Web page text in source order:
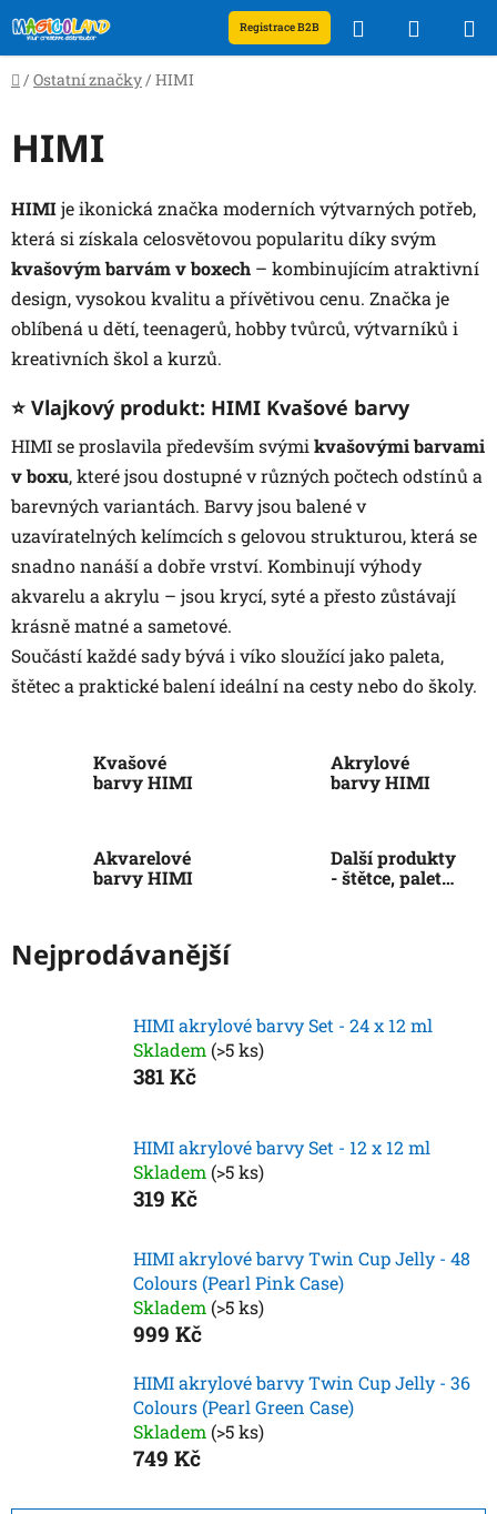
na
obsah
Registrace B2B Hledat
KOŠÍK
Domů
/ Ostatní značky / HIMI
HIMI
HIMIje ikonická značka moderních výtvarných potřeb,
která si získala celosvětovou popularitu díky svým
kvašovým barvám v boxech – kombinujícím atraktivní
design, vysokou kvalitu a přívětivou cenu. Značka je
oblíbená u dětí, teenagerů, hobby tvůrců, výtvarníků i
kreativních škol a kurzů.
⭐ Vlajkový produkt: HIMI Kvašové barvy
HIMI se proslavila především svýmikvašovými barvami
v boxu, které jsou dostupné v různých počtech odstínů a
barevných variantách. Barvy jsou balené v
uzavíratelných kelímcích s gelovou strukturou, která se
snadno nanáší a dobře vrství. Kombinují výhody
akvarelu a akrylu – jsou krycí, syté a přesto zůstávají
krásně matné a sametové.
Součástí každé sady bývá i víko sloužící jako paleta,
štětec a praktické balení ideální na cesty nebo do školy.
Kvašové
barvy HIMI
Akrylové
barvy HIMI
Akvarelové
barvy HIMI
Další produkty
- štětce, palety
Nejprodávanější
HIMI akrylové barvy Set - 24 x 12 ml
Skladem (>5 ks)
381 Kč
HIMI akrylové barvy Set - 12 x 12 ml
Skladem (>5 ks)
319 Kč
HIMI akrylové barvy Twin Cup Jelly - 48
Colours (Pearl Pink Case)
Skladem (>5 ks)
999 Kč
HIMI akrylové barvy Twin Cup Jelly - 36
Colours (Pearl Green Case)
Skladem (>5 ks)
749 Kč